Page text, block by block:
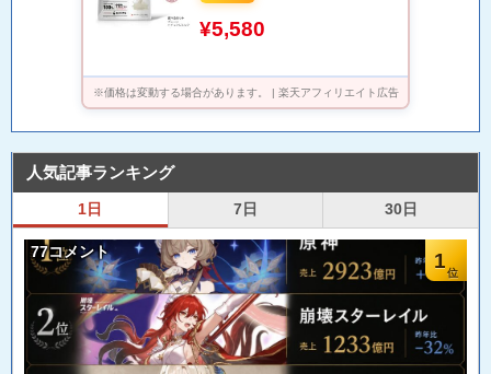
プレーンナチュラルミルク
¥5,580
※価格は変動する場合があります。 | 楽天アフィリエイト広告
人気記事ランキング
1日 7日 30日
1
77コメント